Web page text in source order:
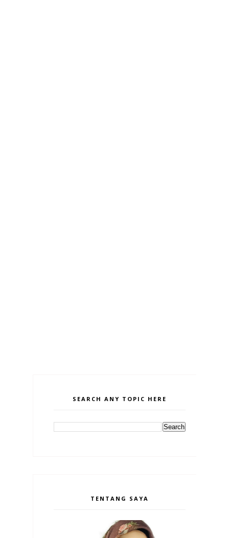
SEARCH ANY TOPIC HERE
TENTANG SAYA